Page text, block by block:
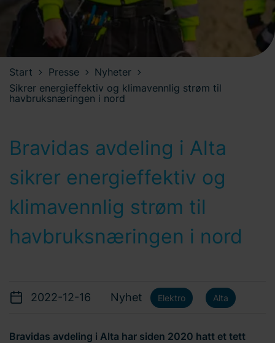
Start Presse
Nyheter
Sikrer energieffektiv og klimavennlig strøm til
havbruksnæringen i nord
Bravidas avdeling i Alta
sikrer energieffektiv og
klimavennlig strøm til
havbruksnæringen i nord
2022-12-16 Nyhet Elektro Alta
Bravidas avdeling i Alta har siden 2020 hatt et tett